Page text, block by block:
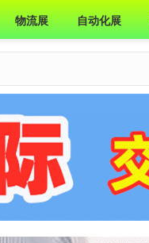
物流展 自动化展